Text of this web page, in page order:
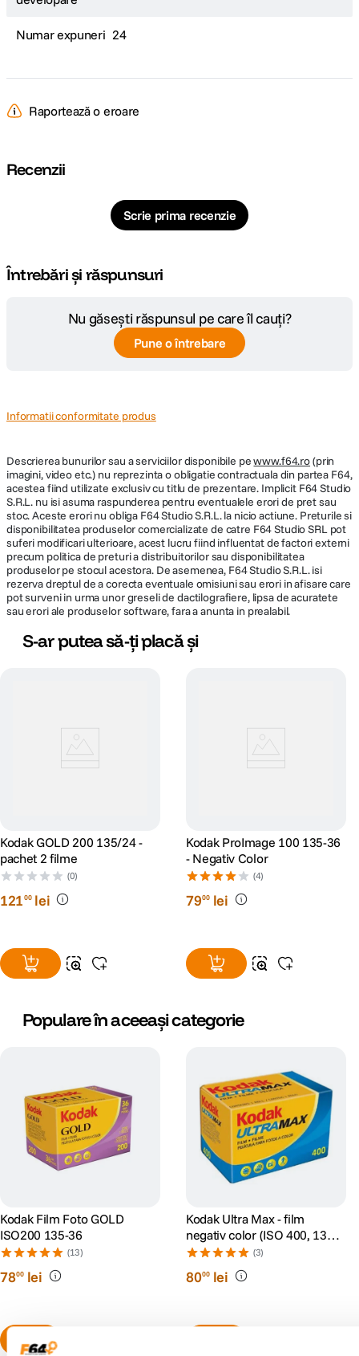
Numar expuneri 24
Raportează o eroare
Recenzii
Scrie prima recenzie
Întrebări și răspunsuri
Nu găsești răspunsul pe care îl cauți?
Pune o întrebare
Informatii conformitate produs
Descrierea bunurilor sau a serviciilor disponibile pewww.f64.ro(prin
imagini, video etc.) nu reprezinta o obligatie contractuala din partea F64,
acestea fiind utilizate exclusiv cu titlu de prezentare. Implicit F64 Studio
S.R.L. nu isi asuma raspunderea pentru eventualele erori de pret sau
stoc. Aceste erori nu obliga F64 Studio S.R.L. la nicio actiune. Preturile si
disponibilitatea produselor comercializate de catre F64 Studio SRL pot
suferi modificari ulterioare, acest lucru fiind influentat de factori externi
precum politica de preturi a distribuitorilor sau disponibilitatea
produselor pe stocul acestora. De asemenea, F64 Studio S.R.L. isi
rezerva dreptul de a corecta eventuale omisiuni sau erori in afisare care
pot surveni in urma unor greseli de dactilografiere, lipsa de acuratete
sau erori ale produselor software, fara a anunta in prealabil.
S-ar putea să-ți placă și
Kodak GOLD 200 135/24 -
pachet 2 filme
(0)
12100 lei
Kodak ProImage 100 135-36
- Negativ Color
(4)
7900 lei
Populare în aceeași categorie
Kodak Film Foto GOLD
ISO200 135-36
(13)
7800 lei
Kodak Ultra Max - film
negativ color (ISO 400, 135-
36)
(3)
8000 lei